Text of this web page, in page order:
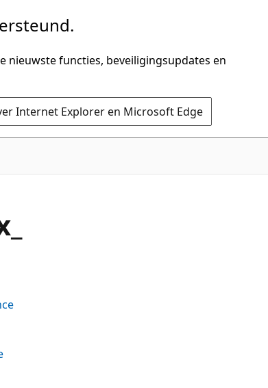
nieuwste functies, beveiligingsupdates en
Internet Explorer en Microsoft Edge